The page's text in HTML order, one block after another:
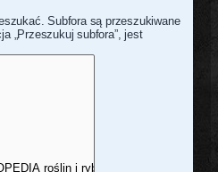
Subfora są przeszukiwane
„Przeszukuj subfora”, jest